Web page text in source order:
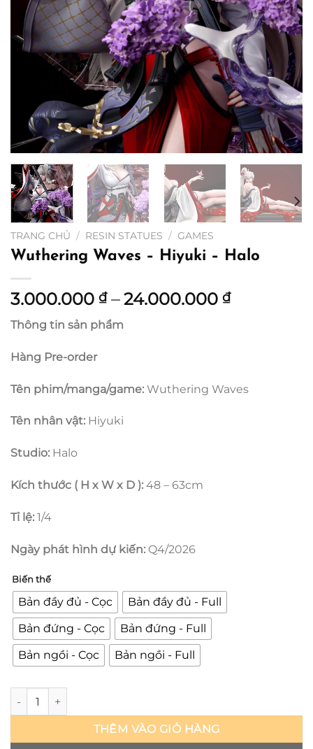
TRANG CHỦ / RESIN STATUES / GAMES
Wuthering Waves – Hiyuki – Halo
3.000.000 ₫ – 24.000.000 ₫Khoảng
Thông tin sản phẩm
Hàng Pre-order
Tên phim/manga/game: Wuthering Waves
Tên nhân vật: Hiyuki
Studio: Halo
Kích thước ( H x W x D ): 48 – 63cm
Tỉ lệ: 1/4
Ngày phát hình dự kiến: Q4/2026
Biến thế
Bản đầy đủ - Cọc
Bản đầy đủ - Full
Bản đứng - Cọc
Bản đứng - Full
Bản ngồi - Cọc
Bản ngồi - Full
Wuthering Waves - Hiyuki - Halo số lượng
THÊM VÀO GIỎ HÀNG